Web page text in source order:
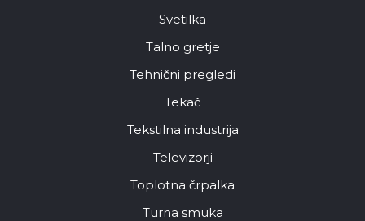
Svetilka
Talno gretje
Tehnični pregledi
Tekač
Tekstilna industrija
Televizorji
Toplotna črpalka
Turna smuka